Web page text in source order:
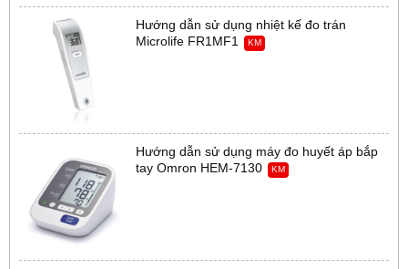
Hướng dẫn sử dụng nhiệt kế đo trán
Microlife FR1MF1
KM
Hướng dẫn sử dụng máy đo huyết áp bắp
tay Omron HEM-7130
KM